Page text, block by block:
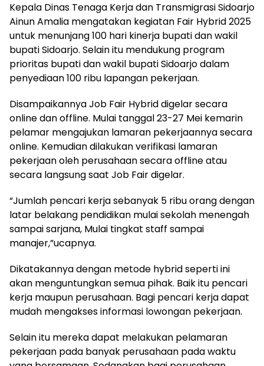
Kepala Dinas Tenaga Kerja dan Transmigrasi Sidoarjo
Ainun Amalia mengatakan kegiatan Fair Hybrid 2025
untuk menunjang 100 hari kinerja bupati dan wakil
bupati Sidoarjo. Selain itu mendukung program
prioritas bupati dan wakil bupati Sidoarjo dalam
penyediaan 100 ribu lapangan pekerjaan.
Disampaikannya Job Fair Hybrid digelar secara
online dan offline. Mulai tanggal 23-27 Mei kemarin
pelamar mengajukan lamaran pekerjaannya secara
online. Kemudian dilakukan verifikasi lamaran
pekerjaan oleh perusahaan secara offline atau
secara langsung saat Job Fair digelar.
“Jumlah pencari kerja sebanyak 5 ribu orang dengan
latar belakang pendidikan mulai sekolah menengah
sampai sarjana, Mulai tingkat staff sampai
manajer,”ucapnya.
Dikatakannya dengan metode hybrid seperti ini
akan menguntungkan semua pihak. Baik itu pencari
kerja maupun perusahaan. Bagi pencari kerja dapat
mudah mengakses informasi lowongan pekerjaan.
Selain itu mereka dapat melakukan pelamaran
pekerjaan pada banyak perusahaan pada waktu